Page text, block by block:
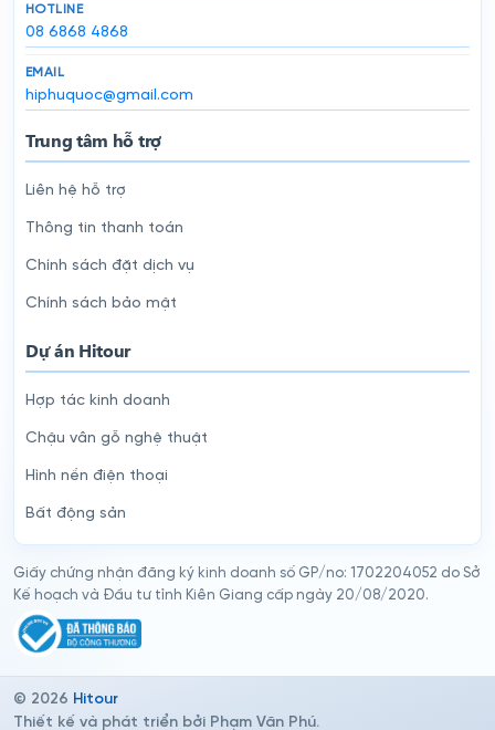
HOTLINE
08 6868 4868
EMAIL
hiphuquoc@gmail.com
Trung tâm hỗ trợ
Liên hệ hỗ trợ
Thông tin thanh toán
Chính sách đặt dịch vụ
Chính sách bảo mật
Dự án Hitour
Hợp tác kinh doanh
Chậu vân gỗ nghệ thuật
Hình nền điện thoại
Bất động sản
Giấy chứng nhận đăng ký kinh doanh số GP/no: 1702204052 do Sở
Kế hoạch và Đầu tư tỉnh Kiên Giang cấp ngày 20/08/2020.
© 2026 Hitour
Thiết kế và phát triển bởi Phạm Văn Phú.